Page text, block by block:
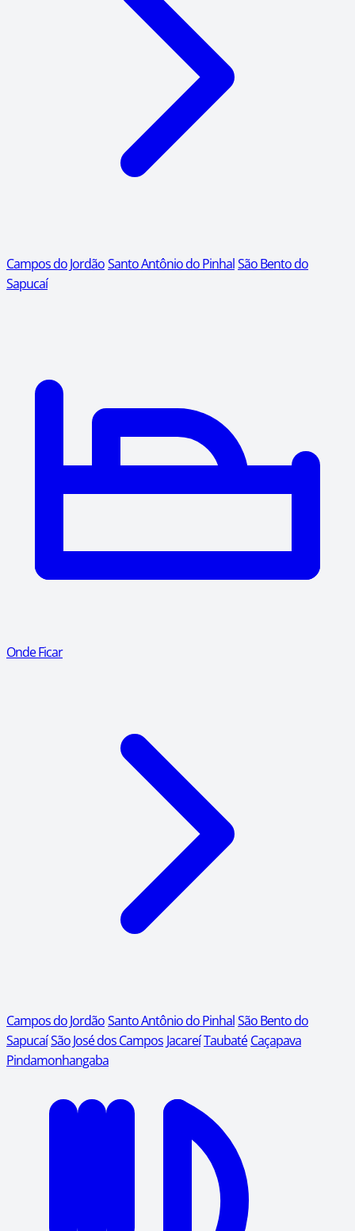
Campos do JordãoSanto Antônio do PinhalSão Bento do
Sapucaí
Onde Ficar
Campos do JordãoSanto Antônio do PinhalSão Bento do
SapucaíSão José dos Campos JacareíTaubaté Caçapava
Pindamonhangaba